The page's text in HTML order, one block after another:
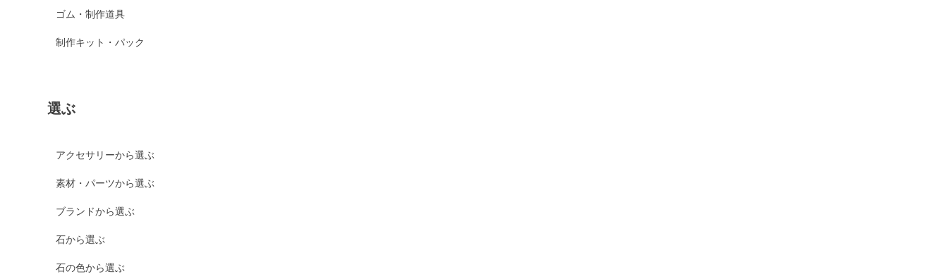
ゴム・制作道具
制作キット・パック
選ぶ
アクセサリーから選ぶ
素材・パーツから選ぶ
ブランドから選ぶ
石から選ぶ
石の色から選ぶ